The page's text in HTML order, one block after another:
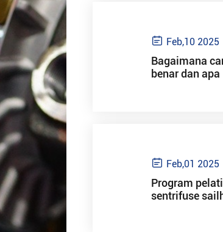
 Feb,10 2025
Bagaimana
benar dan
 Feb,01 2025
Program
sentrifuse